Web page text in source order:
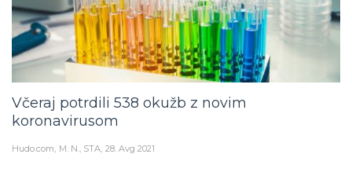
Včeraj potrdili 538 okužb z novim
koronavirusom
Hudo.com M. N., STA 28. Avg 2021